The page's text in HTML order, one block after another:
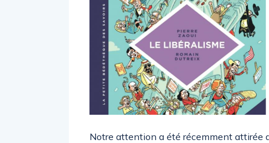
Notre attention a été récemment attirée